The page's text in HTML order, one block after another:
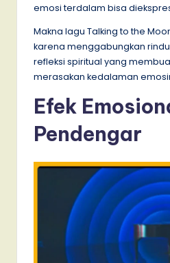
emosi terdalam bisa
Makna lagu Talking to the
karena menggabungkan
refleksi spiritual yang
merasakan kedalaman
Efek
Pendengar